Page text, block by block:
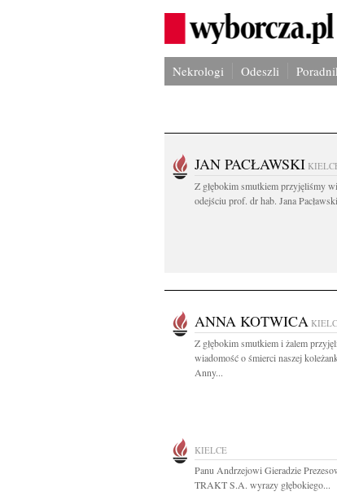
Nekrologi Odeszli
JAN PACŁAWSKI
Z głębokim smutkiem przyjęliśmy
odejściu prof. dr hab. Jana
ANNA KOTWICA
Z głębokim smutkiem i żalem
wiadomość o śmierci naszej
Anny...
KIELCE
Panu Andrzejowi Gieradzie
TRAKT S.A. wyrazy głębokiego...